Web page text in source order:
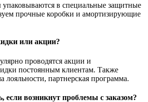
в специальные защитные
прочные коробки и амортизирующие
или акции?
проводятся акции и
постоянным клиентам. Также
лояльности, партнерская программа.
если возникнут проблемы с заказом?